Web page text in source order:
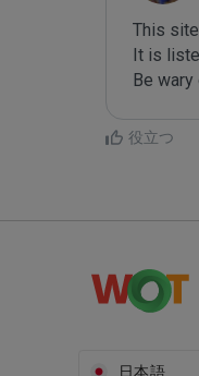
This
It is
Be
役立つ
日本語